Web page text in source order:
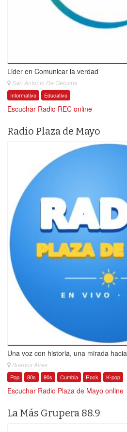
Lider en Comunicar la verdad
San Antonio De Getucha
Informativo Educativo
Escuchar Radio REC online
Radio Plaza de Mayo
Una voz con historia, una mirada
Buenos Aires
Pop 80s 90s Cumbia Rock K-pop
Escuchar Radio Plaza de Mayo online
La Más Grupera 88.9